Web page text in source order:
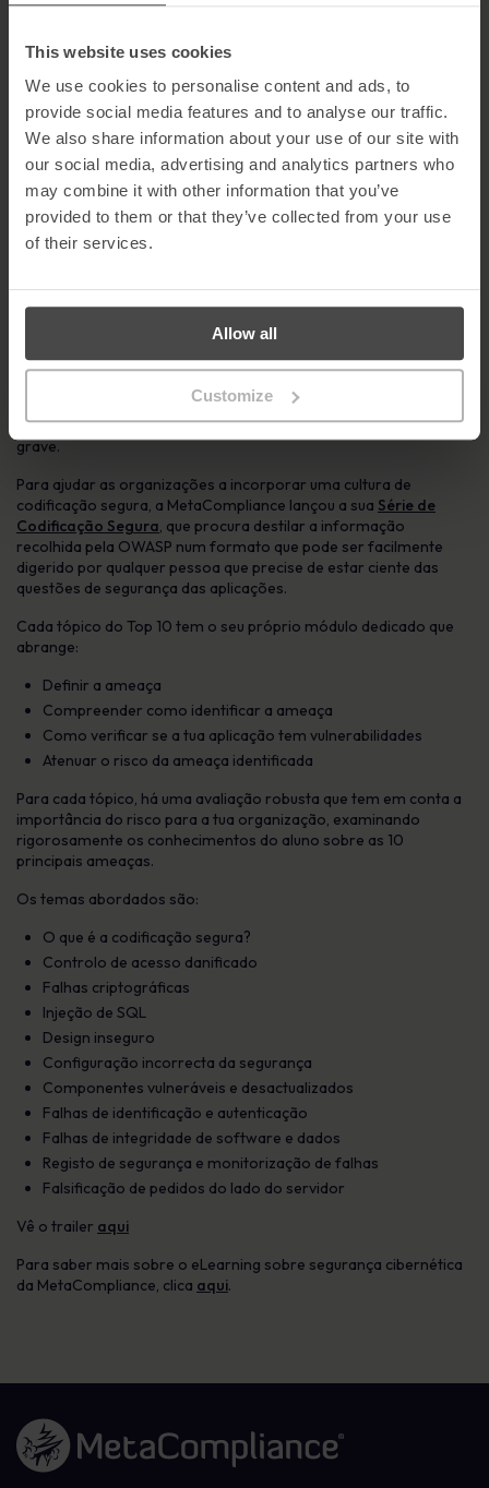
This website uses cookies
We use cookies to personalise content and ads, to
provide social media features and to analyse our traffic.
We also share information about your use of our site with
our social media, advertising and analytics partners who
may combine it with other information that you’ve
provided to them or that they’ve collected from your use
of their services.
Allow all
Customize
desenvolvimento de software.
Porque é que a codificação segura é
importante
Proteção de dados: Garante a confidencialidade, integridade
e disponibilidade dos dados.
Conformidade regulamentar: Ajuda a cumprir as normas
legais e do sector, como o GDPR, HIPAA e PCI-DSS.
Gestão da reputação: Evita danos à reputação de uma
empresa devido a violações de segurança.
Poupança de custos
Série eLearning Codificação Segura
Com demasiada frequência, os programadores e testadores
profissionais não estão familiarizados com os princípios
comuns das aplicações Web. A realidade é que uma pequena
falha no desenvolvimento de software pode causar um incidente
grave.
Para ajudar as organizações a incorporar uma cultura de
codificação segura, a MetaCompliance lançou a sua Série de
Codificação Segura, que procura destilar a informação
recolhida pela OWASP num formato que pode ser facilmente
digerido por qualquer pessoa que precise de estar ciente das
questões de segurança das aplicações.
Cada tópico do Top 10 tem o seu próprio módulo dedicado que
abrange:
Definir a ameaça
Compreender como identificar a ameaça
Como verificar se a tua aplicação tem vulnerabilidades
Atenuar o risco da ameaça identificada
Para cada tópico, há uma avaliação robusta que tem em conta a
importância do risco para a tua organização, examinando
rigorosamente os conhecimentos do aluno sobre as 10
principais ameaças.
Os temas abordados são:
O que é a codificação segura?
Controlo de acesso danificado
Falhas criptográficas
Injeção de SQL
Design inseguro
Configuração incorrecta da segurança
Componentes vulneráveis e desactualizados
Falhas de identificação e autenticação
Falhas de integridade de software e dados
Registo de segurança e monitorização de falhas
Falsificação de pedidos do lado do servidor
Vê o trailer aqui
Para saber mais sobre o eLearning sobre segurança cibernética
da MetaCompliance, clica aqui.
Ligação à página inicial